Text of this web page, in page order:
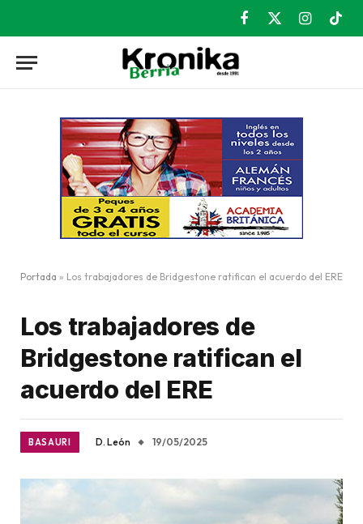
Facebook
X
Instagram
Portada » Los trabajadores de Bridgestone ratifican el acuerdo del ERE
Los trabajadores de
Bridgestone ratifican el
acuerdo del ERE
BASAURI D. León 19/05/2025